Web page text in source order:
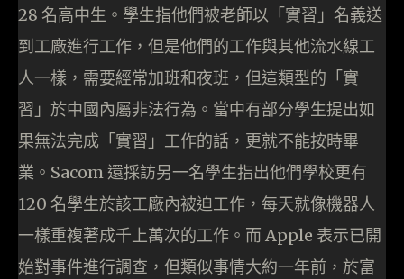
28 名高中生。學生指他們被老師以「實習」名義送
到工廠進行工作，但是他們的工作與其他流水線工
人一樣，需要經常加班和夜班，但這類型的「實
習」於中國內屬非法行為。當中有部分學生提出如
果無法完成「實習」工作的話，更就不能按時畢
業。Sacom 還採訪另一名學生指出他們學校更有
120 名學生於該工廠內被迫工作，每天就像機器人
一樣重複著成千上萬次的工作。而 Apple 表示已開
始對事件進行調查，但類似事情大約一年前，於富